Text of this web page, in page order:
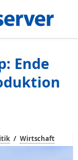
Ende
/ Wirtschaft